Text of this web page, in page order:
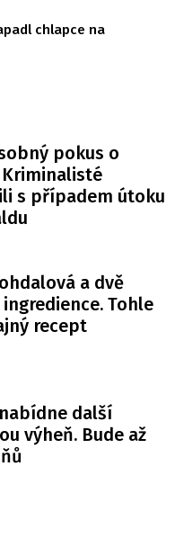
chlapce na
pokus o
Kriminalisté
s případem útoku
a dvě
Tohle
recept
další
výheň. Bude až